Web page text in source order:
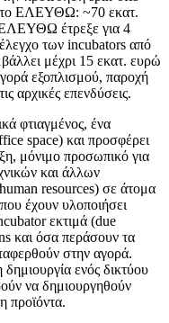
το ΕΛΕΥΘΩ: ~70 εκατ.
ΕΛΕΥΘΩ έτρεξε για 4
των incubators από
μέχρι 15 εκατ. ευρώ
εξοπλισμού, παροχή
αρχικές επενδύσεις.
φτιαγμένος, ένα
space) και προσφέρει
μόνιμο προσωπικό για
και άλλων
resources) σε άτομα
έχουν υλοποιήσει
εκτιμά (due
και όσα περάσουν τα
στην αγορά.
ενός δικτύου
να δημιουργηθούν
προϊόντα.